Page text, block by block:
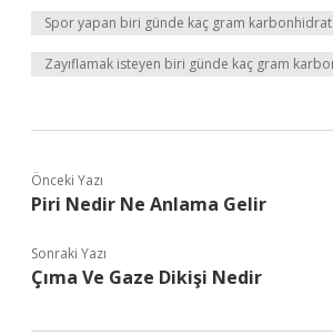
Spor yapan biri günde kaç gram karbonhidrat
Zayıflamak isteyen biri günde kaç gram
Önceki Yazı
Piri Nedir Ne Anlama Gelir
Sonraki Yazı
Çıma Ve Gaze Dikişi Nedir